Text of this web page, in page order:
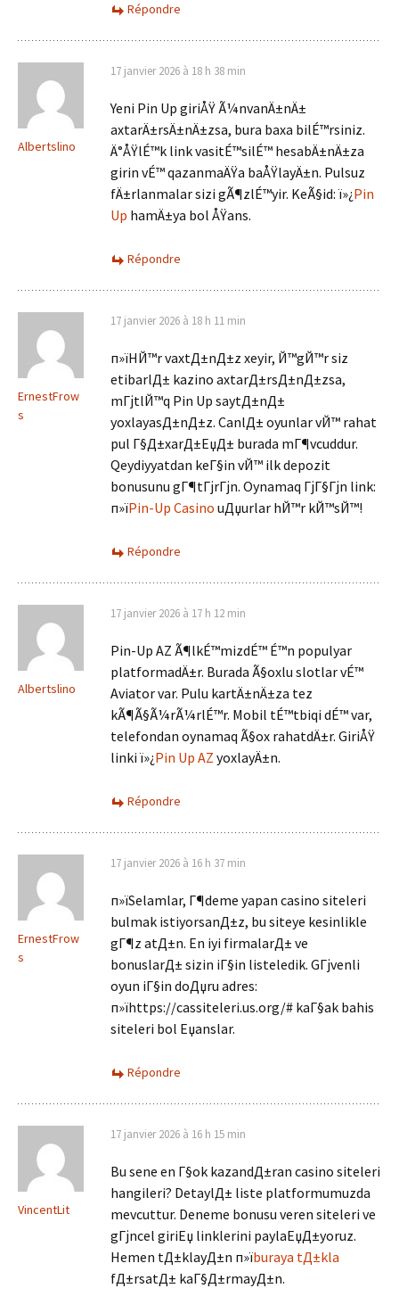
Répondre
Albertslino
17 janvier 2026 à 18 h 38 min
Yeni Pin Up giriÅŸ Ã¼nvanÄ±nÄ±
axtarÄ±rsÄ±nÄ±zsa, bura baxa bilÉ™rsiniz.
Ä°ÅŸlÉ™k link vasitÉ™silÉ™ hesabÄ±nÄ±za
girin vÉ™ qazanmaÄŸa baÅŸlayÄ±n. Pulsuz
fÄ±rlanmalar sizi gÃ¶zlÉ™yir. KeÃ§id: ï»¿Pin
Up hamÄ±ya bol ÅŸans.
Répondre
ErnestFrow
s
17 janvier 2026 à 18 h 11 min
п»їHЙ™r vaxtД±nД±z xeyir, Й™gЙ™r siz
etibarlД± kazino axtarД±rsД±nД±zsa,
mГјtlЙ™q Pin Up saytД±nД±
yoxlayasД±nД±z. CanlД± oyunlar vЙ™ rahat
pul Г§Д±xarД±ЕџД± burada mГ¶vcuddur.
Qeydiyyatdan keГ§in vЙ™ ilk depozit
bonusunu gГ¶tГјrГјn. Oynamaq ГјГ§Гјn link:
п»їPin-Up Casino uДџurlar hЙ™r kЙ™sЙ™!
Répondre
Albertslino
17 janvier 2026 à 17 h 12 min
Pin-Up AZ Ã¶lkÉ™mizdÉ™ É™n populyar
platformadÄ±r. Burada Ã§oxlu slotlar vÉ™
Aviator var. Pulu kartÄ±nÄ±za tez
kÃ¶Ã§Ã¼rÃ¼rlÉ™r. Mobil tÉ™tbiqi dÉ™ var,
telefondan oynamaq Ã§ox rahatdÄ±r. GiriÅŸ
linki ï»¿Pin Up AZ yoxlayÄ±n.
Répondre
ErnestFrow
s
17 janvier 2026 à 16 h 37 min
п»їSelamlar, Г¶deme yapan casino siteleri
bulmak istiyorsanД±z, bu siteye kesinlikle
gГ¶z atД±n. En iyi firmalarД± ve
bonuslarД± sizin iГ§in listeledik. GГјvenli
oyun iГ§in doДџru adres:
п»їhttps://cassiteleri.us.org/# kaГ§ak bahis
siteleri bol Еџanslar.
Répondre
VincentLit
17 janvier 2026 à 16 h 15 min
Bu sene en Г§ok kazandД±ran casino siteleri
hangileri? DetaylД± liste platformumuzda
mevcuttur. Deneme bonusu veren siteleri ve
gГјncel giriЕџ linklerini paylaЕџД±yoruz.
Hemen tД±klayД±n п»їburaya tД±kla
fД±rsatД± kaГ§Д±rmayД±n.